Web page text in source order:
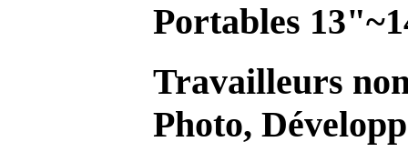
Portables
Travailleurs
Photo,